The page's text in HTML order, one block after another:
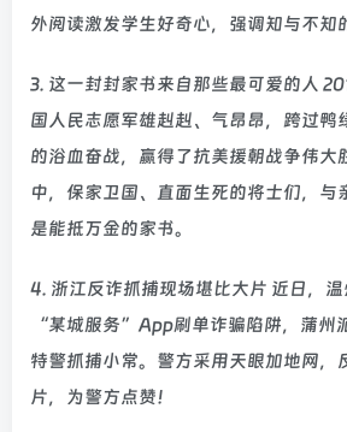
外阅读激发学生好奇心，强调知与不知
3. 这一封封家书来自那些最可爱的人
国人民志愿军雄赳赳、气昂昂，跨过鸭
的浴血奋战，赢得了抗美援朝战争伟大
中，保家卫国、直面生死的将士们，与
是能抵万金的家书。
4. 浙江反诈抓捕现场堪比大片 近日，
“某城服务”App刷单诈骗陷阱，蒲州
特警抓捕小常。警方采用天眼加地网，
片，为警方点赞！